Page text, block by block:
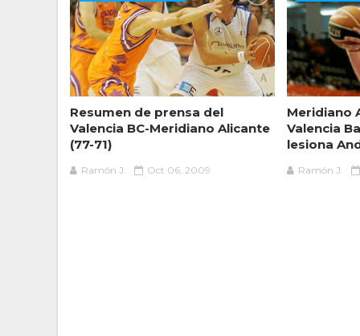
Resumen de prensa del
Valencia BC-Meridiano Alicante
(77-71)
Ramón J. Oct 06, 2009
Meridiano
Valencia
lesiona
Ramón J.